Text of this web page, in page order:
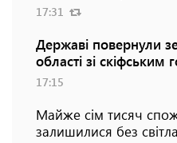
17:31
Державі повернули
області зі
17:15
Майже сім тисяч
залишилися без